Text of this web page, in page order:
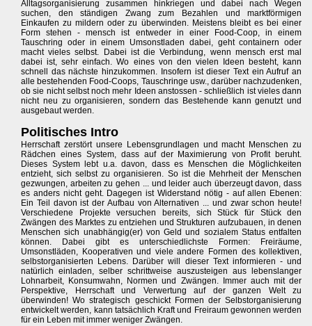
Alltagsorganisierung zusammen hinkriegen und dabei nach Wegen
suchen, den ständigen Zwang zum Bezahlen und marktförmigen
Einkaufen zu mildern oder zu überwinden. Meistens bleibt es bei einer
Form stehen - mensch ist entweder in einer Food-Coop, in einem
Tauschring oder in einem Umsonstladen dabei, geht containern oder
macht vieles selbst. Dabei ist die Verbindung, wenn mensch erst mal
dabei ist, sehr einfach. Wo eines von den vielen Ideen besteht, kann
schnell das nächste hinzukommen. Insofern ist dieser Text ein Aufruf an
alle bestehenden Food-Coops, Tauschringe usw., darüber nachzudenken,
ob sie nicht selbst noch mehr Ideen anstossen - schließlich ist vieles dann
nicht neu zu organisieren, sondern das Bestehende kann genutzt und
ausgebaut werden.
Politisches Intro
Herrschaft zerstört unsere Lebensgrundlagen und macht Menschen zu
Rädchen eines System, dass auf der Maximierung von Profit beruht.
Dieses System lebt u.a. davon, dass es Menschen die Möglichkeiten
entzieht, sich selbst zu organisieren. So ist die Mehrheit der Menschen
gezwungen, arbeiten zu gehen ... und leider auch überzeugt davon, dass
es anders nicht geht. Dagegen ist Widerstand nötig - auf allen Ebenen:
Ein Teil davon ist der Aufbau von Alternativen ... und zwar schon heute!
Verschiedene Projekte versuchen bereits, sich Stück für Stück den
Zwängen des Marktes zu entziehen und Strukturen aufzubauen, in denen
Menschen sich unabhängig(er) von Geld und sozialem Status entfalten
können. Dabei gibt es unterschiedlichste Formen: Freiräume,
Umsonstläden, Kooperativen und viele andere Formen des kollektiven,
selbstorganisierten Lebens. Darüber will dieser Text informieren - und
natürlich einladen, selber schrittweise auszusteigen aus lebenslanger
Lohnarbeit, Konsumwahn, Normen und Zwängen. Immer auch mit der
Perspektive, Herrschaft und Verwertung auf der ganzen Welt zu
überwinden! Wo strategisch geschickt Formen der Selbstorganisierung
entwickelt werden, kann tatsächlich Kraft und Freiraum gewonnen werden
für ein Leben mit immer weniger Zwängen.